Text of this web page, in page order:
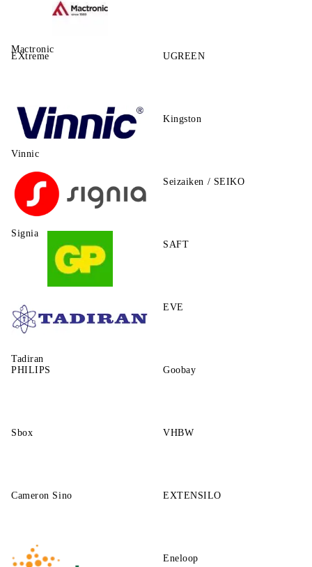
Mactronic
EXtreme UGREEN
Vinnic
Kingston
Signia
Seizaiken / SEIKO
SAFT
Tadiran
EVE
PHILIPS Goobay
Sbox VHBW
Cameron Sino EXTENSILO
Eneloop